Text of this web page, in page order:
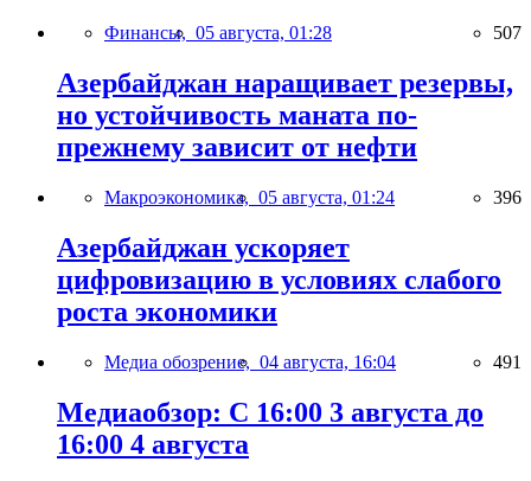
Финансы, 05 августа, 01:28 507
Азербайджан наращивает резервы,
но устойчивость маната по-
прежнему зависит от нефти
Макроэкономика, 05 августа, 01:24 396
Азербайджан ускоряет
цифровизацию в условиях слабого
роста экономики
Медиа обозрение, 04 августа, 16:04 491
Медиаобзор: С 16:00 3 августа до
16:00 4 августа